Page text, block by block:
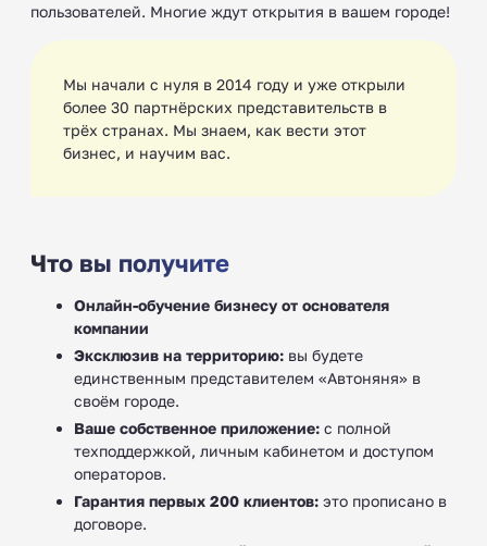
пользователей. Многие ждут открытия в вашем городе!
Мы начали с нуля в 2014 году и уже открыли
более 30 партнёрских представительств в
трёх странах. Мы знаем, как вести этот
бизнес, и научим вас.
Что вы получите
Онлайн-обучение бизнесу от основателя
компании
Эксклюзив на территорию: вы будете
единственным представителем «Автоняня» в
своём городе.
Ваше собственное приложение: с полной
техподдержкой, личным кабинетом и доступом
операторов.
Гарантия первых 200 клиентов: это прописано в
договоре.